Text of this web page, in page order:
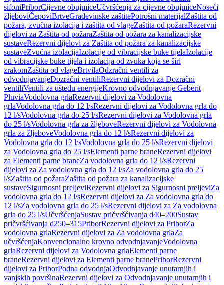
sifoniPriborCijevne obujmiceUčvršćenja za cijevne obujmiceNoseći
žljeboviČepoviBrtveGrađevinske zaštitePotrošni materijalZaštita od
požara, zvučna izolacija i zaštita od vlageZaštita od požaraRezervni
dijelovi za Zaštita od požaraZaštita od požara za kanalizacijske
sustaveRezervni dijelovi za Zaštita od požara za kanalizacijske
sustaveZvučna izolacijaIzolacije od vibracijske buke tijelaIzolacije
od vibracijske buke tijela i izolacija od zvuka koja se širi
zrakomZaštita od vlageBrtvilaOdzračni ventili za
odvodnjavanjeDozračni ventiliRezervni dijelovi za Dozračni
ventiliVentili za uštedu energijeKrovno odvodnjavanje Geberit
PluviaVodolovna grlaRezervni dijelovi za Vodolovna
grlaVodolovna grla do 12 l/sRezervni dijelovi za Vodolovna grla do
12 l/sVodolovna grla do 25 l/sRezervni dijelovi za Vodolovna grla
do 25 l/sVodolovna grla za žljeboveRezervni dijelovi za Vodolovna
grla za žljeboveVodolovna grla do 12 l/sRezervni dijelovi za
Vodolovna grla do 12 l/sVodolovna grla do 25 l/sRezervni dijelovi
za Vodolovna grla do 25 l/sElementi parne braneRezervni dijelovi
za Elementi parne braneZa vodolovna grla do 12 l/sRezervni
dijelovi za Za vodolovna grla do 12 l/sZa vodolovna grla do 25
l/sZaštita od požaraZaštita od požara za kanalizacijske
sustaveSigurnosni preljeviRezervni dijelovi za Sigurnosni preljeviZa
vodolovna grla do 12 l/sRezervni dijelovi za Za vodolovna grla do
12 l/sZa vodolovna grla do 25 l/sRezervni dijelovi za Za vodolovna
grla do 25 l/sUčvršćenjaSustav pričvršćivanja d40–200Sustav
pričvršćivanja d250–315PriborRezervni dijelovi za PriborZa
vodolovna grlaRezervni dijelovi za Za vodolovna grlaZa
učvršćenjaKonvencionalno krovno odvodnjavanjeVodolovna
grlaRezervni dijelovi za Vodolovna grlaElementi parne
braneRezervni dijelovi za Elementi parne branePriborRezervni
dijelovi za PriborPodna odvodnjaOdvodnjavanje unutarnjih i
vanjskih površinaRezervni dijelovi za Odvodnjavanje unutarnjih i